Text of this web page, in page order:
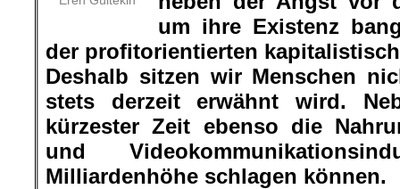
um ihre Existenz
der profitorientierten
Deshalb sitzen wir Menschen
stets derzeit erwähnt wird.
kürzester Zeit ebenso die
und
Milliardenhöhe schlagen können.